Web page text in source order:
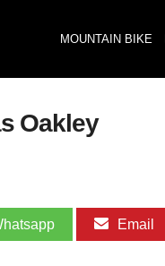
MOUNTAIN BIKE
Oakley
Email